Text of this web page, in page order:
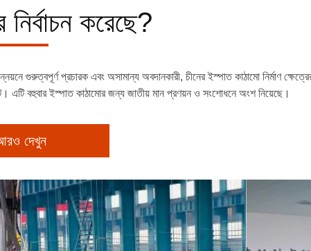
করেছে?
গুরুত্বপূর্ণ প্রচারক এবং অসামান্য অবদানকারী, চীনের ইস্পাত কাঠামো নির্মাণ
এটি বহুবার ইস্পাত কাঠামোর জন্য জাতীয় মান প্রণয়ন ও সংশোধনে অংশ নিয়েছে।
দেখুন